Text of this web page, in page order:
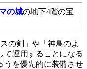
の城の地下4階の宝
の剣」や「神鳥のよ
て運用することになる
うを優先的に装備させ